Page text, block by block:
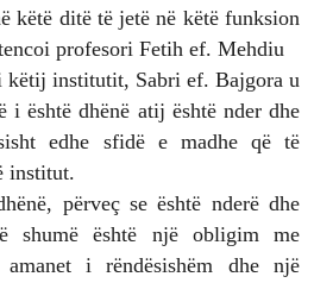
këtë ditë të jetë në këtë funksion
profesori Fetih ef. Mehdiu
këtij institutit, Sabri ef. Bajgora u
i është dhënë atij është nder dhe
edhe sfidë e madhe që të
institut.
përveç se është nderë dhe
shumë është një obligim me
i rëndësishëm dhe një